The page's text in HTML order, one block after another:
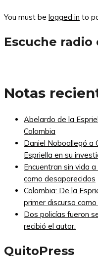
You must be logged in to
Escuche
Notas
Abelardo de la
Colombia
Daniel Noboallegó a
Espriella en su
Encuentran sin vida
como desaparecidos
Colombia: De la
primer discurso
Dos policías fueron
recibió el autor.
QuitoPress